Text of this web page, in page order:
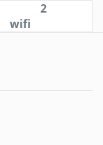
2
wifi